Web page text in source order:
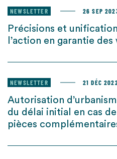
NEWSLETTER 26 SEP
Précisions et
l’action en garantie des
NEWSLETTER 21 DÉC
Autorisation
du délai initial en cas
pièces